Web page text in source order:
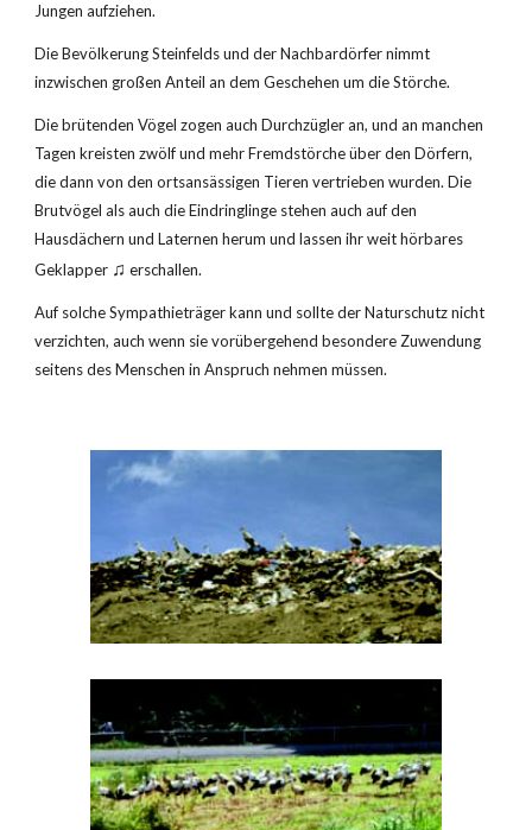
Jungen aufziehen.
Die Bevölkerung Steinfelds und der Nachbardörfer nimmt
inzwischen großen Anteil an dem Geschehen um die Störche.
Die brütenden Vögel zogen auch Durchzügler an, und an manchen
Tagen kreisten zwölf und mehr Fremdstörche über den Dörfern,
die dann von den ortsansässigen Tieren vertrieben wurden. Die
Brutvögel als auch die Eindringlinge stehen auch auf den
Hausdächern und Laternen herum und lassen ihr weit hörbares
Geklapper ♫ erschallen.
Auf solche Sympathieträger kann und sollte der Naturschutz nicht
verzichten, auch wenn sie vorübergehend besondere Zuwendung
seitens des Menschen in Anspruch nehmen müssen.